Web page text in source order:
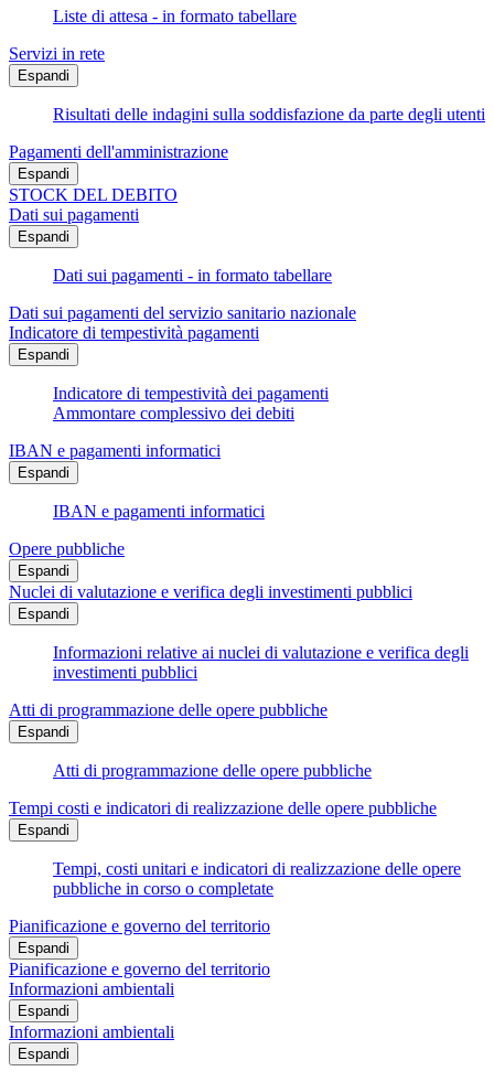
Liste di attesa - in formato tabellare
Servizi in rete
Espandi
Risultati delle indagini sulla soddisfazione da parte degli utenti
Pagamenti dell'amministrazione
Espandi
STOCK DEL DEBITO
Dati sui pagamenti
Espandi
Dati sui pagamenti - in formato tabellare
Dati sui pagamenti del servizio sanitario nazionale
Indicatore di tempestività pagamenti
Espandi
Indicatore di tempestività dei pagamenti
Ammontare complessivo dei debiti
IBAN e pagamenti informatici
Espandi
IBAN e pagamenti informatici
Opere pubbliche
Espandi
Nuclei di valutazione e verifica degli investimenti pubblici
Espandi
Informazioni relative ai nuclei di valutazione e verifica degli
investimenti pubblici
Atti di programmazione delle opere pubbliche
Espandi
Atti di programmazione delle opere pubbliche
Tempi costi e indicatori di realizzazione delle opere pubbliche
Espandi
Tempi, costi unitari e indicatori di realizzazione delle opere
pubbliche in corso o completate
Pianificazione e governo del territorio
Espandi
Pianificazione e governo del territorio
Informazioni ambientali
Espandi
Informazioni ambientali
Espandi